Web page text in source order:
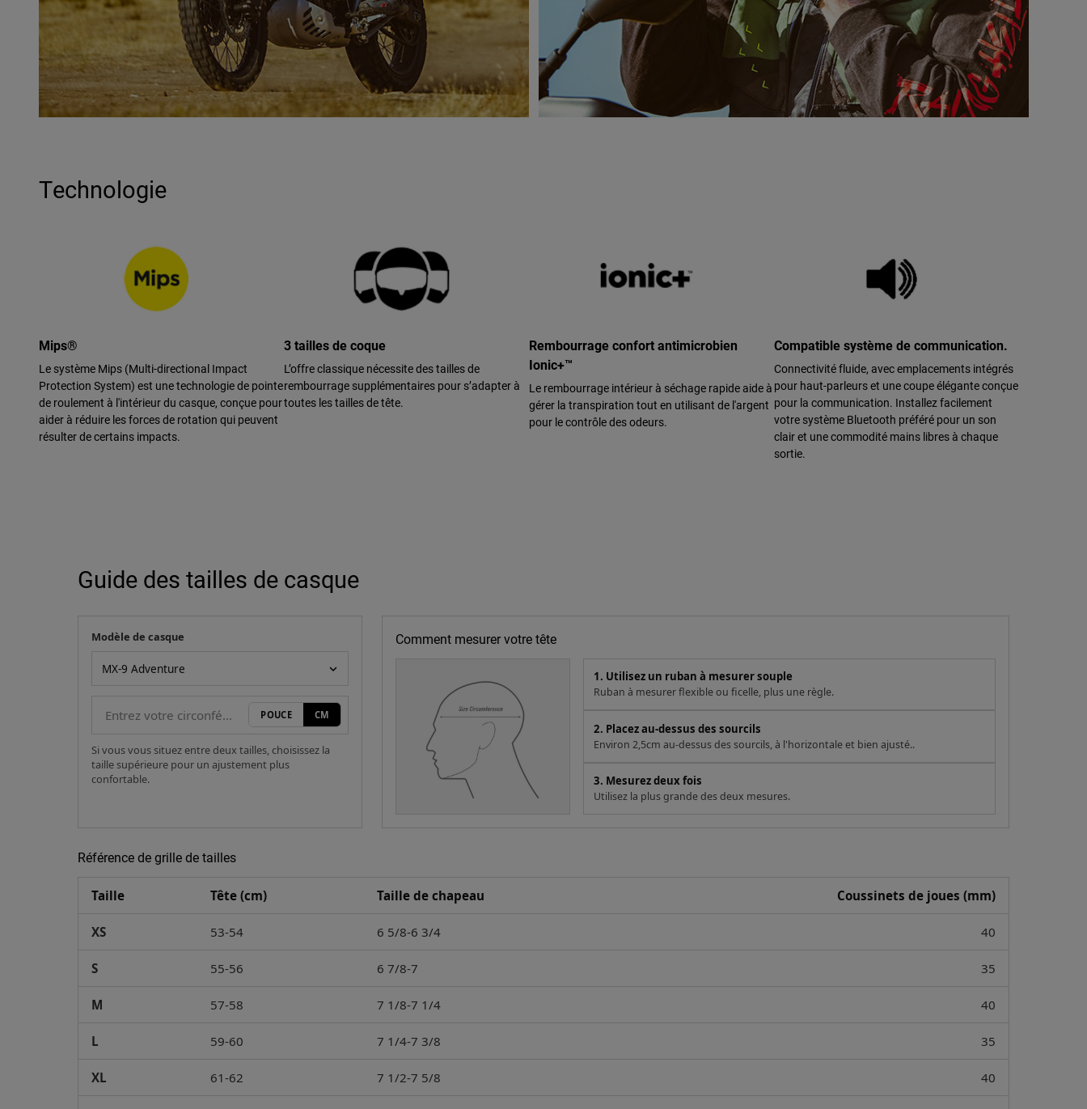
Technologie
Mips®
Le système Mips (Multi-directional Impact
Protection System) est une technologie de pointe
de roulement à l'intérieur du casque, conçue pour
aider à réduire les forces de rotation qui peuvent
résulter de certains impacts.
3 tailles de coque
L’offre classique nécessite des tailles de
rembourrage supplémentaires pour s’adapter à
toutes les tailles de tête.
Rembourrage confort antimicrobien
Ionic+™
Le rembourrage intérieur à séchage rapide aide à
gérer la transpiration tout en utilisant de l'argent
pour le contrôle des odeurs.
Compatible système de communication.
Connectivité fluide, avec emplacements intégrés
pour haut-parleurs et une coupe élégante conçue
pour la communication. Installez facilement
votre système Bluetooth préféré pour un son
clair et une commodité mains libres à chaque
sortie.
Guide des tailles de casque
Comment mesurer votre tête
1. Utilisez un ruban à mesurer souple
Ruban à mesurer flexible ou ficelle, plus une règle.
2. Placez au-dessus des sourcils
Environ 2,5cm au-dessus des sourcils, à l'horizontale et bien ajusté..
3. Mesurez deux fois
Utilisez la plus grande des deux mesures.
Votre mesure
Modèle de casque
POUCE CM
Si vous vous situez entre deux tailles, choisissez la
taille supérieure pour un ajustement plus
confortable.
Référence de grille de tailles
Taille Tête (cm) Taille de chapeau Coussinets de joues (mm)
XS 53-54 6 5/8-6 3/4 40
S 55-56 6 7/8-7 35
M 57-58 7 1/8-7 1/4 40
L 59-60 7 1/4-7 3/8 35
XL 61-62 7 1/2-7 5/8 40